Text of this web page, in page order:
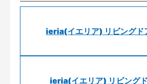
ieria(イエリア) リビングド
ieria(イエリア) リビング